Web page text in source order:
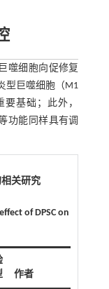
噬细胞向促修复
型巨噬细胞（M1
基础；此外，
功能同样具有调
关研究
of DPSC on
作者